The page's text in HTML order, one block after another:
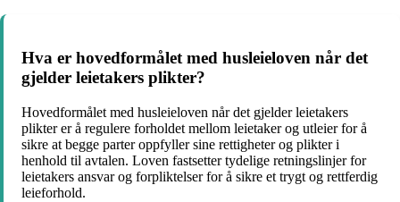
Hva er hovedformålet med husleieloven når det
gjelder leietakers plikter?
Hovedformålet med husleieloven når det gjelder leietakers
plikter er å regulere forholdet mellom leietaker og utleier for å
sikre at begge parter oppfyller sine rettigheter og plikter i
henhold til avtalen. Loven fastsetter tydelige retningslinjer for
leietakers ansvar og forpliktelser for å sikre et trygt og rettferdig
leieforhold.